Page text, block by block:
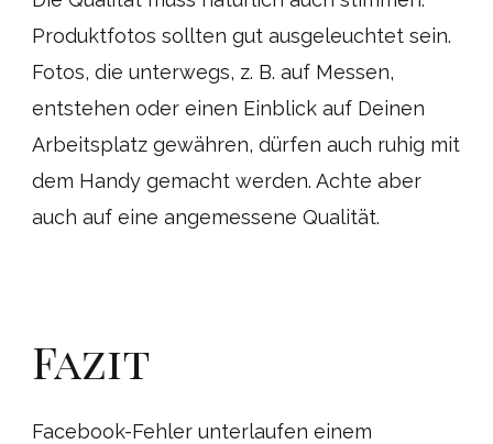
Produktfotos sollten gut ausgeleuchtet sein.
Fotos, die unterwegs, z. B. auf Messen,
entstehen oder einen Einblick auf Deinen
Arbeitsplatz gewähren, dürfen auch ruhig mit
dem Handy gemacht werden. Achte aber
auch auf eine angemessene Qualität.
Fazit
Facebook-Fehler unterlaufen einem